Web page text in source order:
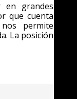
en grandes
que cuenta
permite
La posición